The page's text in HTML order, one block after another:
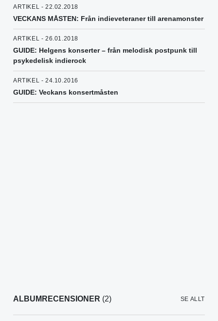
ARTIKEL - 22.02.2018
VECKANS MÅSTEN: Från indieveteraner till arenamonster
ARTIKEL - 26.01.2018
GUIDE: Helgens konserter – från melodisk postpunk till
psykedelisk indierock
ARTIKEL - 24.10.2016
GUIDE: Veckans konsertmåsten
ALBUMRECENSIONER (2) SE ALLT